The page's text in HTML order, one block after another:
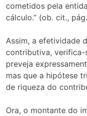
cometidos pela
cálculo.” (ob. cit.,
Assim, a efetividade
contributiva, verifica-
preveja
mas que a hipótese
de riqueza do
Ora, o montante do